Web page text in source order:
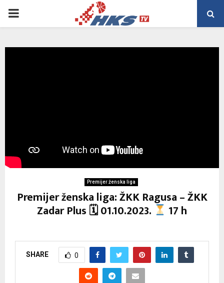
PRIMARY
Premijer ženska liga
Premijer ženska liga: ŽKK Ragusa – ŽKK
Zadar Plus 🗓 01.10.2023. 17 h
SHARE 0